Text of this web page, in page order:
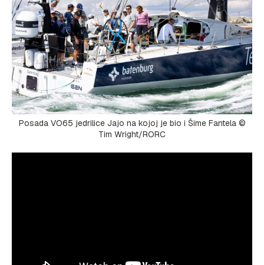
Posada VO65 jedrilice Jajo na kojoj je bio i Šime Fantela ©
Tim Wright/RORC